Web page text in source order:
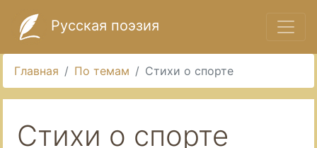
Русская поэзия
Главная По темам Стихи о спорте
Стихи о спорте